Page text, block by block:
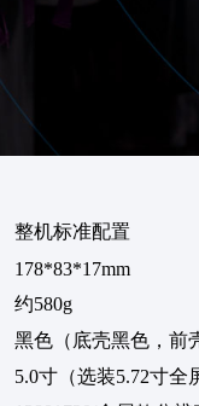
整机标准配置
178*83*17mm
约580g
黑色（底壳黑色，前
5.0寸（选装5.72寸全